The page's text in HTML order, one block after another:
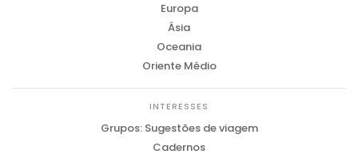
Europa
Ásia
Oceania
Oriente Médio
INTERESSES
Grupos: Sugestões de viagem
Cadernos